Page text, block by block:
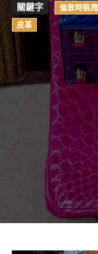
關鍵字 倫敦時裝周
皮革